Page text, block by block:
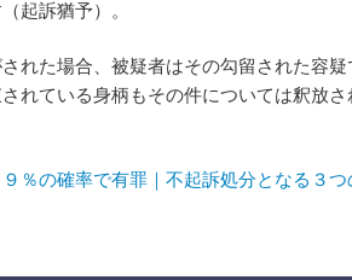
起訴猶予）。
れた場合、被疑者はその勾留された容
れている身柄もその件については釈放さ
％の確率で有罪｜不起訴処分となる３つ